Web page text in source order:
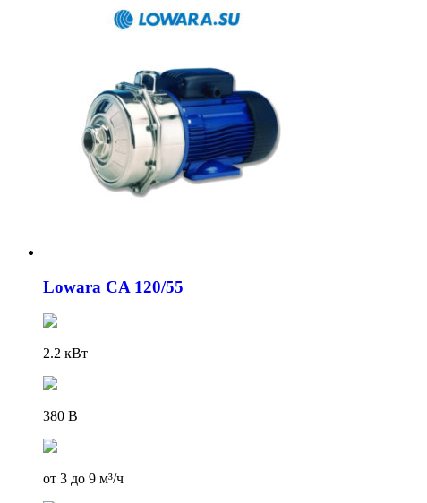
Lowara CA 120/55
2.2 кВт
380 В
от 3 до 9 м³/ч